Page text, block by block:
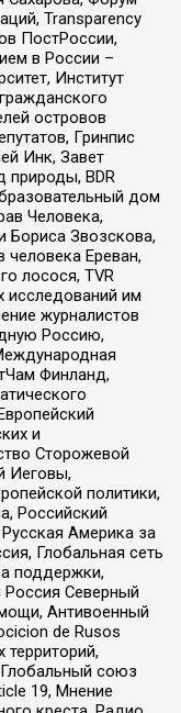
Transparеncy
ПостРоссии,
в России –
Институт
островов
Гринпис
Инк, Завет
природы, BDR
дом
Человека,
Бориса Звозскова,
Ереван,
лосося, TVR
исследований им
журналистов
Россию,
Финланд,
и
Сторожевой
Иеговы,
политики,
Российский
Америка за
Глобальная сеть
поддержки,
Северный
Антивоенный
de Rusos
союз
19, Мнение